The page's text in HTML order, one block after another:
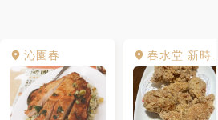
沁園春 春水堂 新時代店